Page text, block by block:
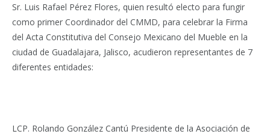
Sr. Luis Rafael Pérez Flores, quien resultó electo para fungir
como primer Coordinador del CMMD, para celebrar la Firma
del Acta Constitutiva del Consejo Mexicano del Mueble en la
ciudad de Guadalajara, Jalisco, acudieron representantes de 7
diferentes entidades:
LCP. Rolando González Cantú Presidente de la Asociación de